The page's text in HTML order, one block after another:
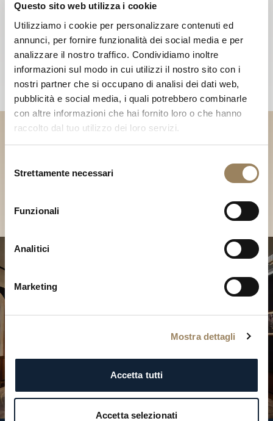
Questo sito web utilizza i cookie
Utilizziamo i cookie per personalizzare contenuti ed
annunci, per fornire funzionalità dei social media e per
analizzare il nostro traffico. Condividiamo inoltre
informazioni sul modo in cui utilizzi il nostro sito con i
nostri partner che si occupano di analisi dei dati web,
pubblicità e social media, i quali potrebbero combinarle
con altre informazioni che hai fornito loro o che hanno
raccolto dal tuo utilizzo dei loro servizi.
delStrettamente necessari
Funzionali
Analitici
Marketing
Mostra dettagli
Accetta tutti
Accetta selezionati
Scopri le nostre collezioni in
Boutique